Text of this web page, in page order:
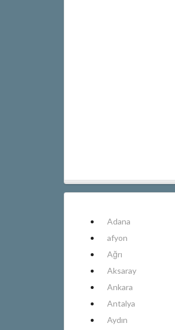
Adana
afyon
Ağrı
Aksaray
Ankara
Antalya
Aydın